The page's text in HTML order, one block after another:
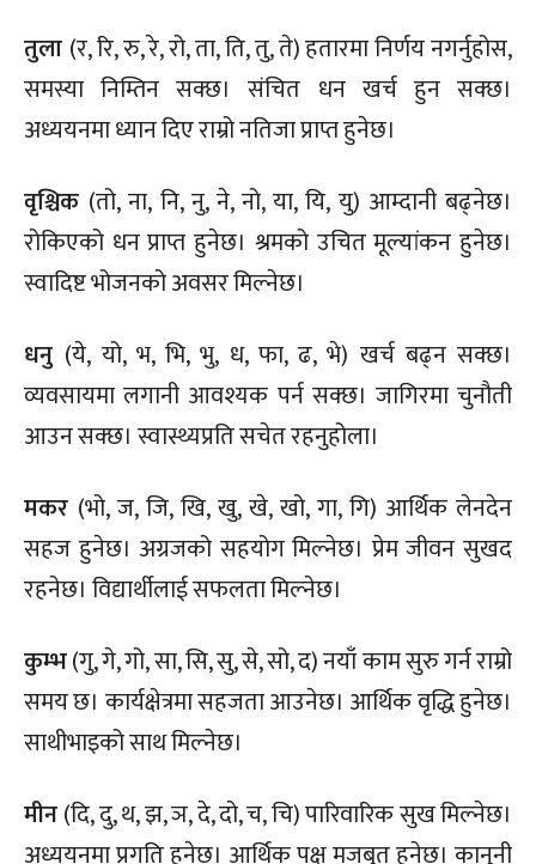
तुला (र, रि, रु, रे, रो, ता, ति, तु, ते) हतारमा निर्णय नगर्नुहोस,
समस्या निम्तिन सक्छ। संचित धन खर्च हुन सक्छ।
अध्ययनमा ध्यान दिए राम्रो नतिजा प्राप्त हुनेछ।
वृश्चिक (तो, ना, नि, नु, ने, नो, या, यि, यु) आम्दानी बढ्नेछ।
रोकिएको धन प्राप्त हुनेछ। श्रमको उचित मूल्यांकन हुनेछ।
स्वादिष्ट भोजनको अवसर मिल्नेछ।
धनु (ये, यो, भ, भि, भु, ध, फा, ढ, भे) खर्च बढ्न सक्छ।
व्यवसायमा लगानी आवश्यक पर्न सक्छ। जागिरमा चुनौती
आउन सक्छ। स्वास्थ्यप्रति सचेत रहनुहोला।
मकर (भो, ज, जि, खि, खु, खे, खो, गा, गि) आर्थिक लेनदेन
सहज हुनेछ। अग्रजको सहयोग मिल्नेछ। प्रेम जीवन सुखद
रहनेछ। विद्यार्थीलाई सफलता मिल्नेछ।
कुम्भ(गु, गे, गो, सा, सि, सु, से, सो, द) नयाँ काम सुरु गर्न राम्रो
समय छ। कार्यक्षेत्रमा सहजता आउनेछ। आर्थिक वृद्धि हुनेछ।
साथीभाइको साथ मिल्नेछ।
मीन(दि, दु, थ, झ, ञ, दे, दो, च, चि) पारिवारिक सुख मिल्नेछ।
अध्ययनमा प्रगति हुनेछ। आर्थिक पक्ष मजबुत हुनेछ। कानुनी